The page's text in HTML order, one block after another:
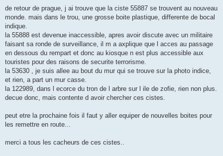
s
a
g
de retour de prague, j ai trouve que la ciste 55887 se trouvent au nouveau
monde. mais dans le trou, une grosse boite plastique, differente de bocal
indique.
la 55888 est devenue inaccessible, apres avoir discute avec un militaire
faisant sa ronde de surveillance, il m a axplique que l acces au passage
en dessous du rempart et donc au kiosque n est plus accessible aux
touristes pour des raisons de securite terrorisme.
la 53630 , je suis allee au bout du mur qui se trouve sur la photo indice,
et rien, a part un mur casse.
la 122989, dans l ecorce du tron de l arbre sur l ile de zofie, rien non plus.
decue donc, mais contente d avoir chercher ces cistes.
peut etre la prochaine fois il faut y aller equiper de nouvelles boites pour
les remettre en route...
merci a tous les cacheurs de ces cistes..